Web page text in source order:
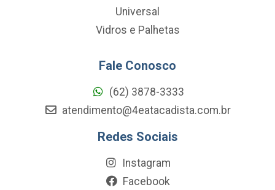
Universal
Vidros e Palhetas
Fale Conosco
(62) 3878-3333
atendimento@4eatacadista.com.br
Redes Sociais
Instagram
Facebook